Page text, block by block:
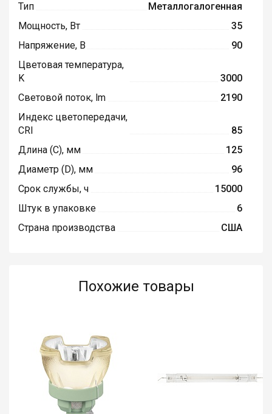
Тип
Металлогалогенная
Мощность, Вт
35
Напряжение, В
90
Цветовая температура,
K
3000
Световой поток, lm
2190
Индекс цветопередачи,
CRI
85
Длина (C), мм
125
Диаметр (D), мм
96
Срок службы, ч
15000
Штук в упаковке
6
Страна производства
США
Похожие товары